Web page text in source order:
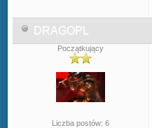
DRAGOPL
Początkujący
Liczba postów: 6